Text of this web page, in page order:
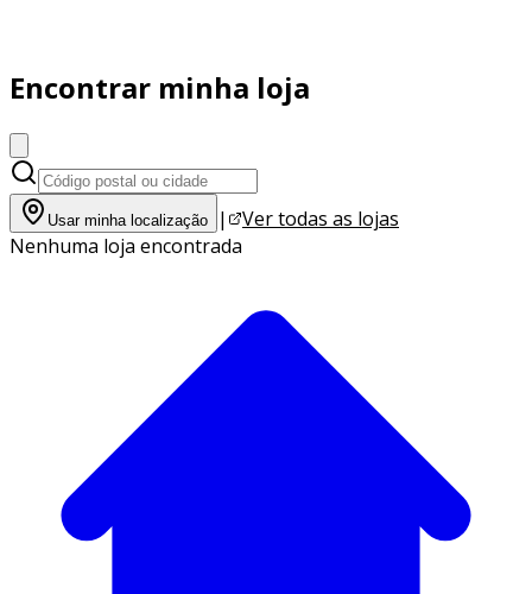
Encontrar minha loja
Usar minha localização |
Ver todas as lojas
Nenhuma loja encontrada